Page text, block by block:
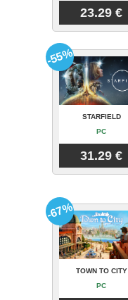
23.29 €
STARFIELD
PC
31.29 €
-55%
TOWN TO CITY
PC
-67%